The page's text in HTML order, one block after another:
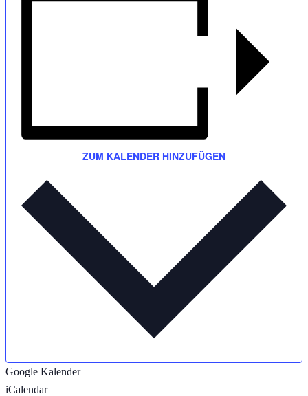
ZUM KALENDER HINZUFÜGEN
Google Kalender
iCalendar